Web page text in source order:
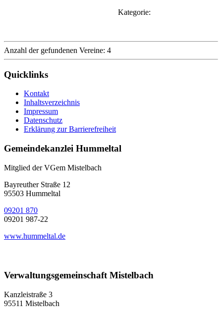
Kategorie:
Anzahl der gefundenen Vereine: 4
Quicklinks
Kontakt
Inhaltsverzeichnis
Impressum
Datenschutz
Erklärung zur Barrierefreiheit
Gemeindekanzlei Hummeltal
Mitglied der VGem Mistelbach
Bayreuther Straße 12
95503 Hummeltal
09201 870
09201 987-22
www.hummeltal.de
Verwaltungsgemeinschaft Mistelbach
Kanzleistraße 3
95511 Mistelbach